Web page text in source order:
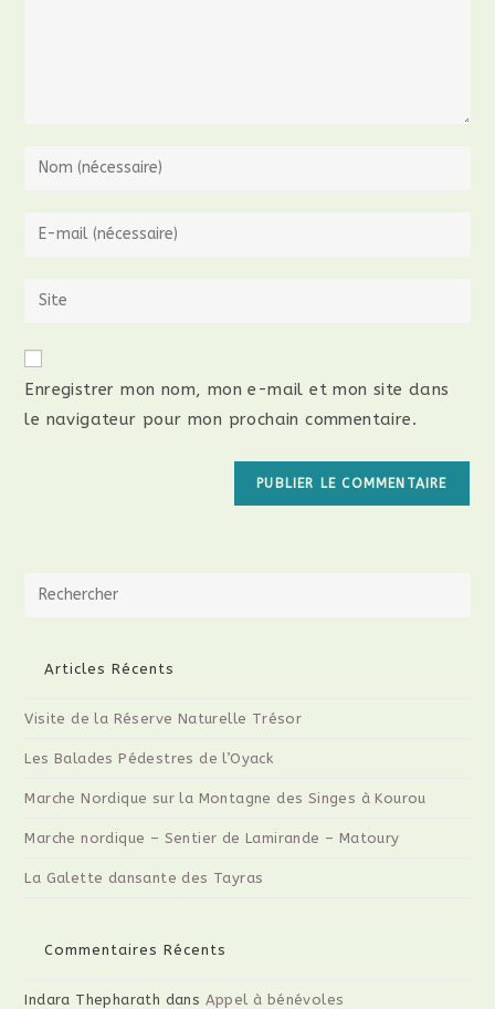
Enregistrer mon nom, mon e-mail et mon site dans
le navigateur pour mon prochain commentaire.
Articles Récents
Visite de la Réserve Naturelle Trésor
Les Balades Pédestres de l’Oyack
Marche Nordique sur la Montagne des Singes à Kourou
Marche nordique – Sentier de Lamirande – Matoury
La Galette dansante des Tayras
Commentaires Récents
Indara Thepharath dans Appel à bénévoles